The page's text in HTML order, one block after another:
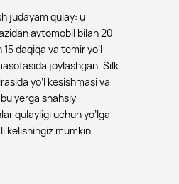
judayam qulay: u
avtomobil bilan 20
daqiqa va temir yo’l
joylashgan. Silk
yo’l kesishmasi va
yerga shahsiy
qulayligi uchun yo’lga
kelishingiz mumkin.